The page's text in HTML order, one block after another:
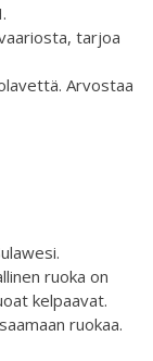
tarjoa
Arvostaa
ruoka on
kelpaavat.
ruokaa.